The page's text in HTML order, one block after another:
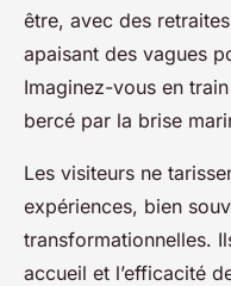
être, avec des
apaisant des vagues
Imaginez-vous en
bercé par la brise
Les visiteurs ne
expériences, bien
transformationnelles.
accueil et l’efficacité